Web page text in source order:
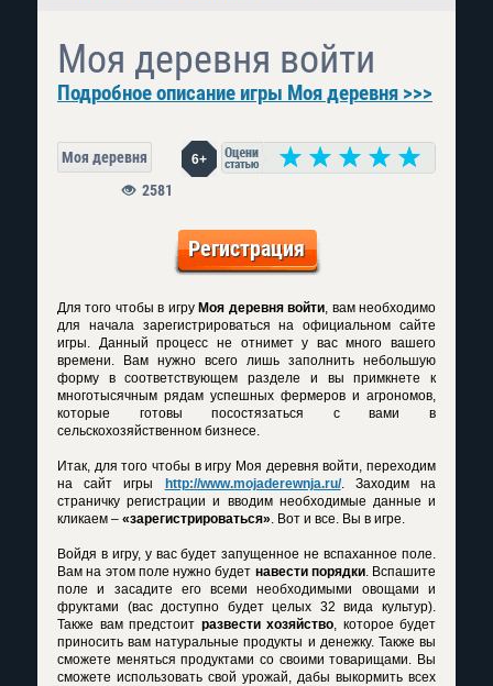
Моя деревня войти
Подробное описание игры Моя деревня >>>
Моя деревня 6+
2581
Регистрация
Для того чтобы в игру Моя деревня войти, вам необходимо
для начала зарегистрироваться на официальном сайте
игры. Данный процесс не отнимет у вас много вашего
времени. Вам нужно всего лишь заполнить небольшую
форму в соответствующем разделе и вы примкнете к
многотысячным рядам успешных фермеров и агрономов,
которые готовы посостязаться с вами в
сельскохозяйственном бизнесе.
Итак, для того чтобы в игру Моя деревня войти, переходим
на сайт игры
http://www.mojaderewnja.ru/. Заходим на
страничку регистрации и вводим необходимые данные и
кликаем – «зарегистрироваться». Вот и все. Вы в игре.
Войдя в игру, у вас будет запущенное не вспаханное поле.
Вам на этом поле нужно будет навести порядки. Вспашите
поле и засадите его всеми необходимыми овощами и
фруктами (вас доступно будет целых 32 вида культур).
Также вам предстоит развести хозяйство, которое будет
приносить вам натуральные продукты и денежку. Также вы
сможете меняться продуктами со своими товарищами. Вы
сможете использовать свой урожай, дабы выкормить всех